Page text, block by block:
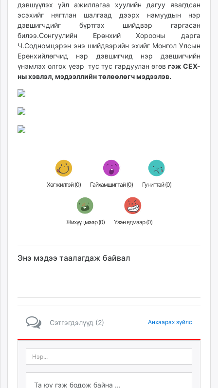
ugluu.mn
urlag.mn
unen.mn
asu.mn
shudarga.mn
shuurhai.mn
unuudur.mn
isee.mn
fact.mn
itoim.mn
unread.today
дэвшүүлэх үйл ажиллагаа хуулийн дагуу явагдсан
эсэхийг нягтлан шалгаад дээрх намуудын нэр
дэвшигчдийг бүртгэх шийдвэр гаргасан
билээ.Сонгуулийн Ерөнхий Хорооны дарга
Ч.Содномцэрэн энэ шийдвэрийн эхийг Монгол Улсын
Ерөнхийлөгчид нэр дэвшигчид нэр дэвшигчийн
үнэмлэх олгох үеэр тус тус гардуулан өгөв гэж СЕХ-
ны хэвлэл, мэдээллийн төлөөлөгч мэдээлэв.
Хөгжилтэй (0) Гайхамшигтай (0) Гунигтай (0)
Жихүүцмээр (0) Үзэн ядмаар (0)
Энэ мэдээ таалагдаж байвал
Сэтгэгдэлүүд (2) Анхаарах зүйлс